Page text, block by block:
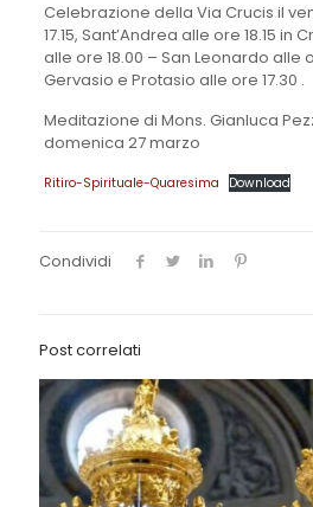
Celebrazione della Via Crucis il
17.15, Sant’Andrea alle ore 18.15 in
alle ore 18.00 – San Leonardo alle
Gervasio e Protasio alle ore 17.30 .
Meditazione di Mons. Gianluca
domenica 27 marzo
Ritiro-Spirituale-Quaresima Download
Condividi
Post correlati